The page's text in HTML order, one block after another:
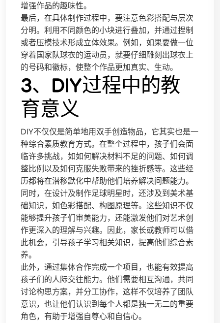
增强作品的趣味性。
最后，在具体制作过程中，要注意色彩搭配与层次
分明。利用不同颜色的小块进行叠加，并通过捏制
或者压模技术形成立体效果。例如，如果要做一位
穿着国家队球衣的运动员，就要仔细雕刻出球衣上
的号码和徽标，使整个作品更加真实、生动。
3、DIY过程中的教
育意义
DIY不仅仅是简单地用双手创造物品，它其实也是一
种综合素质教育方式。在整个过程中，孩子们会面
临许多挑战，如如何解决材料不足的问题、如何调
整比例以及如何克服失败带来的挫折感等。这些经
历都将在潜移默化中帮助他们培养解决问题能力。
同时，在设计及制作足球明星时，还涉及到美术基
础知识，如色彩搭配、构图原理等。这些知识不仅
能够提升孩子们审美能力，还能激发他们对艺术创
作更深入的理解与兴趣。因此，家长或教师可以借
此机会，引导孩子学习相关知识，提高他们综合素
养。
此外，通过集体合作完成一个项目，也能有效提高
孩子们的人际交往能力。他们需要相互沟通，共同
讨论构思方案，并分工协作，这样不仅培养了团队
意识，也让他们认识到每个人都是独一无二的重要
角色，有助于增强自尊心和自信心。